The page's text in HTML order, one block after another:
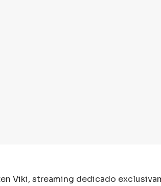
Viki, streaming dedicado